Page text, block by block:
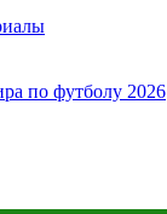
по футболу 2026